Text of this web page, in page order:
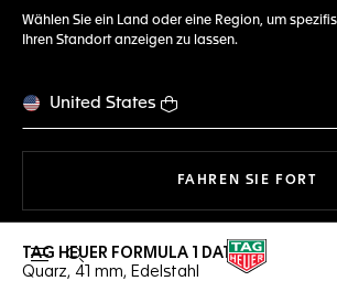
Wählen Sie ein Land oder eine Region, um
Ihren Standort anzeigen zu lassen.
United States
FAHREN SIE FORT
Suche öffnen
TAG HEUER FORMULA 1 DATE
Quarz, 41 mm, Edelstahl